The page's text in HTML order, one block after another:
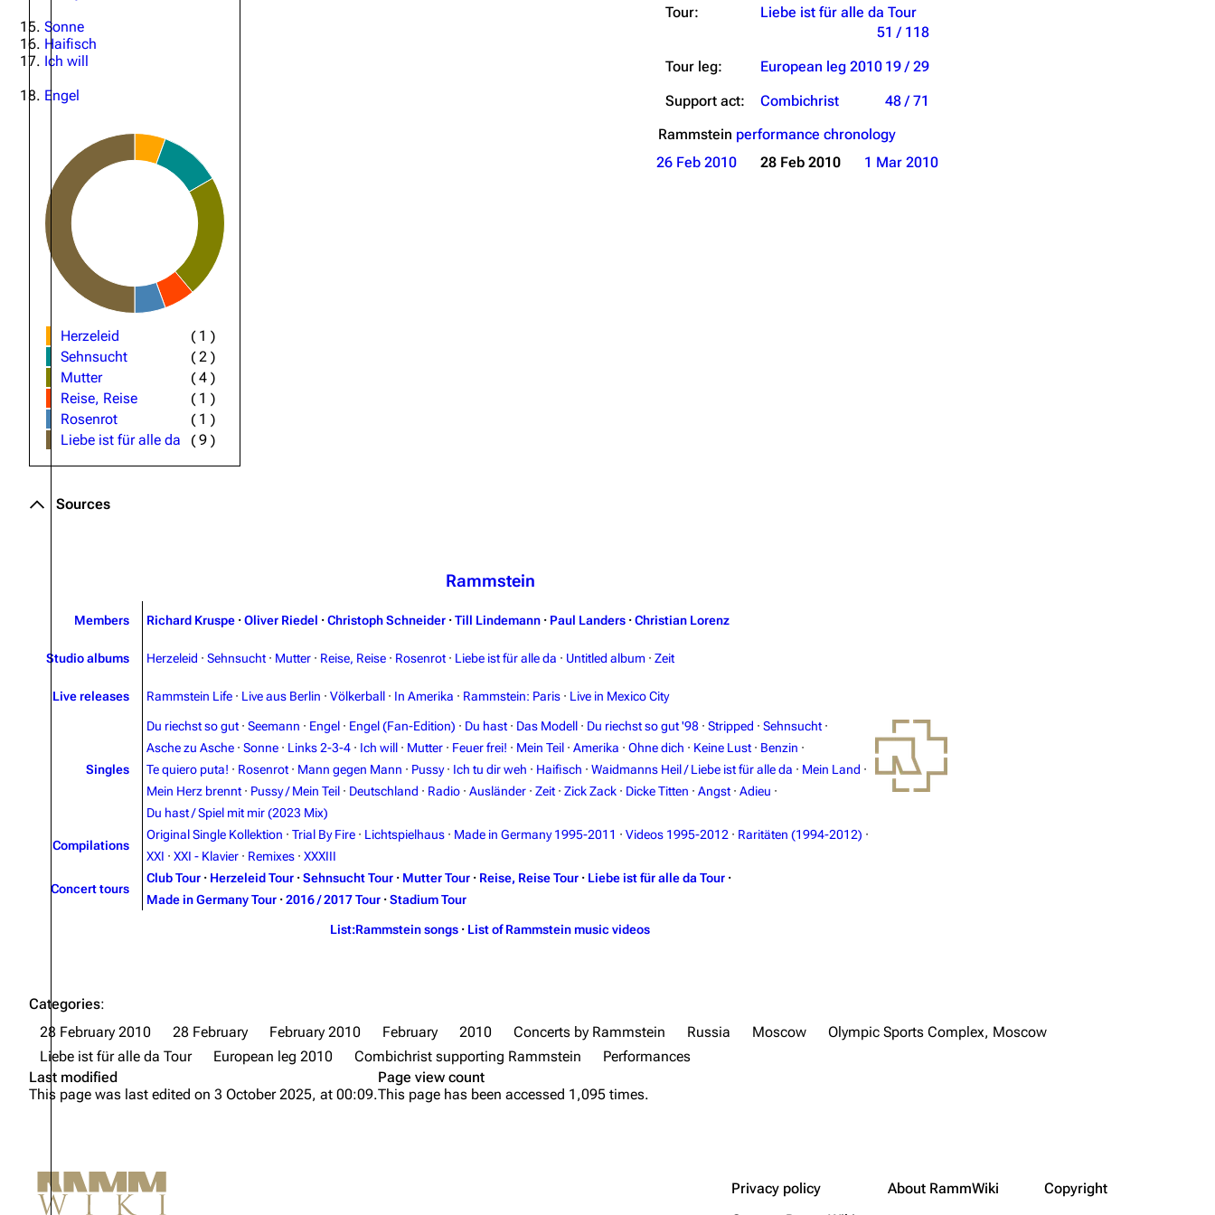
Oliver Riedel
Christoph Schneider
Till Lindemann
Christian Lorenz
Not logged in
Tour:
Liebe ist für alle da Tour
51 / 118
Tour leg:
European leg 2010 19 / 29
Support act:
Combichrist
48 / 71
Rammstein performance chronology
26 Feb 2010
28 Feb 2010 1 Mar 2010
Sonne
Haifisch
Ich will
Engel
Herzeleid ( 1 )
Sehnsucht
(2 )
Mutter
(4 )
Reise, Reise
( 1 )
Rosenrot
( 1 )
Liebe ist für alle da
(9 )
Sources
Rammstein
Members Richard Kruspe · Oliver Riedel · Christoph Schneider · Till Lindemann · Paul Landers · Christian Lorenz
Studio albums Herzeleid · Sehnsucht · Mutter · Reise, Reise · Rosenrot · Liebe ist für alle da · Untitled album · Zeit
Live releases Rammstein Life · Live aus Berlin · Völkerball · In Amerika · Rammstein: Paris · Live in Mexico City
Singles
Du riechst so gut · Seemann · Engel · Engel (Fan-Edition) · Du hast · Das Modell · Du riechst so gut '98 · Stripped · Sehnsucht ·
Asche zu Asche · Sonne · Links 2-3-4 · Ich will · Mutter · Feuer frei! · Mein Teil · Amerika · Ohne dich · Keine Lust · Benzin ·
Te quiero puta! · Rosenrot · Mann gegen Mann · Pussy · Ich tu dir weh · Haifisch · Waidmanns Heil / Liebe ist für alle da · Mein Land ·
Mein Herz brennt · Pussy / Mein Teil · Deutschland · Radio · Ausländer · Zeit · Zick Zack · Dicke Titten · Angst · Adieu ·
Du hast / Spiel mit mir (2023 Mix)
Compilations
Original Single Kollektion · Trial By Fire · Lichtspielhaus · Made in Germany 1995-2011 · Videos 1995-2012 · Raritäten (1994-2012) ·
XXI · XXI - Klavier · Remixes · XXXIII
Concert tours
Club Tour · Herzeleid Tour · Sehnsucht Tour · Mutter Tour · Reise, Reise Tour · Liebe ist für alle da Tour ·
Made in Germany Tour · 2016 / 2017 Tour · Stadium Tour
List:Rammstein songs · List of Rammstein music videos
Categories:
28 February 2010
28 February February 2010 February 2010 Concerts by Rammstein Russia Moscow
Olympic Sports Complex, Moscow
Liebe ist für alle da Tour
European leg 2010 Combichrist supporting Rammstein
Performances
Last modified
This page was last edited on 3 October 2025, at 00:09.
Page view count
This page has been accessed 1,095 times.
Privacy policy About RammWiki
Copyright